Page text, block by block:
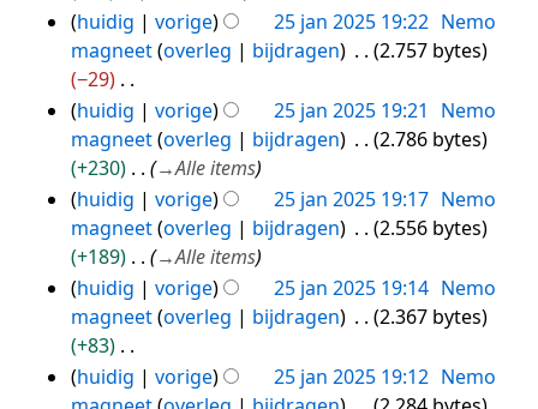
v
a
t
t
i
n
g
g
s
s
a
m
e
n
v
a
t
t
i
n
g
w
e
r
k
i
n
g
s
s
a
m
e
n
v
n
b
e
w
e
r
k
i
n
g
s
s
a
m
huidig
vorige 25 jan 2025 19:22 Nemo
magneet overleg bijdragen
2.757 bytes
−29
G
e
e
n
b
e
w
e
r
k
i
huidig vorige 25 jan 2025 19:21
Nemo
magneet overleg bijdragen
2.786 bytes
+230
→Alle items
huidig
vorige 25 jan 2025 19:17 Nemo
magneet overleg bijdragen
2.556 bytes
+189
→Alle items
huidig
vorige 25 jan 2025 19:14 Nemo
magneet overleg bijdragen
2.367 bytes
+83
G
e
huidig vorige 25 jan 2025 19:12 Nemo